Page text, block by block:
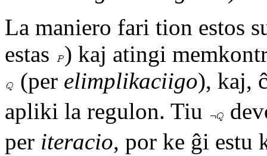
La maniero fari tion estos
estas
) kaj atingi
(per elimplikaciigo), kaj,
apliki la regulon. Tiu
per iteracio, por ke ĝi estu